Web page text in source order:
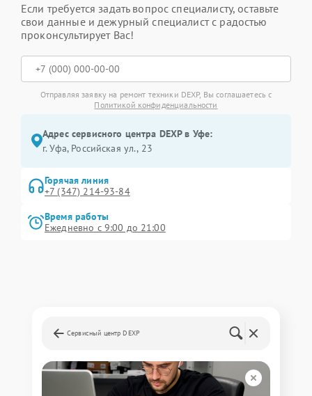
Если требуется задать вопрос специалисту, оставьте
свои данные и дежурный специалист с радостью
проконсультирует Вас!
Отправляя заявку на ремонт техники DEXP, Вы соглашаетесь с
Политикой конфиденциальности
Адрес сервисного центра DEXP в Уфе:
г. Уфа, Российская ул., 23
Горячая линия
+7 (347) 214-93-84
Время работы
Ежедневно с 9:00 до 21:00
Сервисный центр DEXP